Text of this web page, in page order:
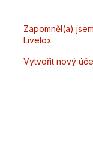
Zapomněl(a)
Livelox
Vytvořit nový